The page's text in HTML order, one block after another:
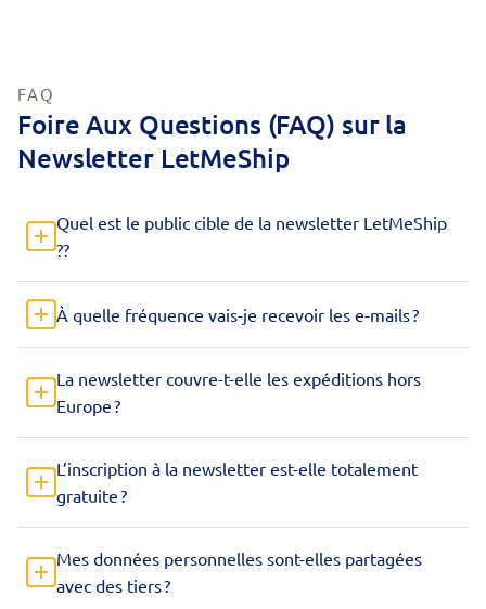
FAQ
Foire Aux Questions (FAQ) sur la
Newsletter LetMeShip
Quel est le public cible de la newsletter LetMeShip
??
À quelle fréquence vais-je recevoir les e-mails ?
La newsletter couvre-t-elle les expéditions hors
Europe ?
L’inscription à la newsletter est-elle totalement
gratuite ?
Mes données personnelles sont-elles partagées
avec des tiers ?